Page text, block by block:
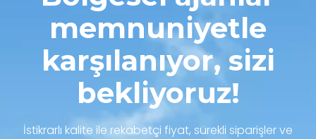
memnuniyetle
karşılanıyor, sizi
bekliyoruz!
İstikrarlı kalite ile rekabetçi fiyat, sürekli siparişler ve